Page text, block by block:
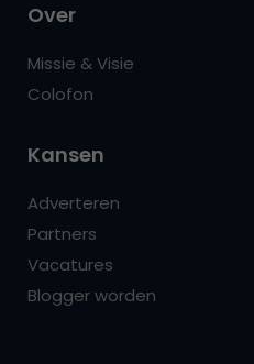
Over
Missie & Visie
Colofon
Kansen
Adverteren
Partners
Vacatures
Blogger worden